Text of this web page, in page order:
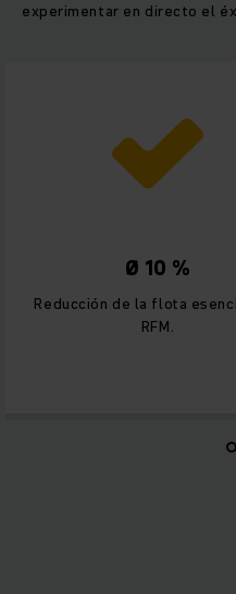
experimentar en directo el
Ø 10 %
Reducción de la flota
RFM.